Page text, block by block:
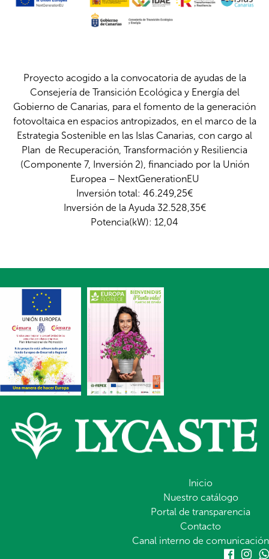
Proyecto acogido a la convocatoria de ayudas de la
Consejería de Transición Ecológica y Energía del
Gobierno de Canarias, para el fomento de la generación
fotovoltaica en espacios antropizados, en el marco de la
Estrategia Sostenible en las Islas Canarias, con cargo al
Plan de Recuperación, Transformación y Resiliencia
(Componente 7, Inversión 2), financiado por la Unión
Europea – NextGenerationEU
Inversión total: 46.249,25€
Inversión de la Ayuda 32.528,35€
Potencia(kW): 12,04
Inicio
Nuestro catálogo
Portal de transparencia
Contacto
Canal interno de comunicación